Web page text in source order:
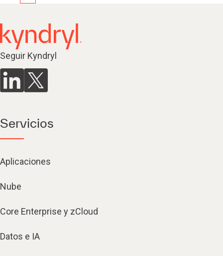
Seguir Kyndryl
Servicios
Aplicaciones
Nube
Core Enterprise y zCloud
Datos e IA